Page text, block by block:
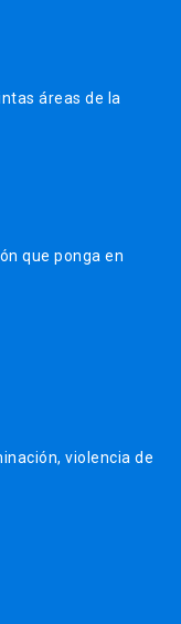
áreas de la
que ponga en
violencia de